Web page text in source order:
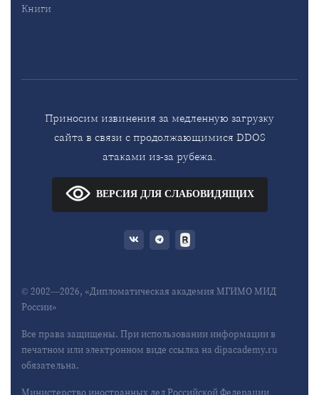
Книги
Приносим извинения за медленную загрузку
сайта в связи с продолжающимися DDOS
атаками из-за рубежа.
ВЕРСИЯ ДЛЯ СЛАБОВИДЯЩИХ
© 2002—2026, «Дипломатическая академия МГИМО МИД
России»
Все права защищены. При использовании информации в
печатном или электронном виде ссылка на dipacademy.ru
обязательна.